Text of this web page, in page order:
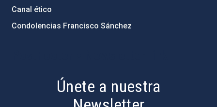
Canal ético
Condolencias Francisco Sánchez
Únete a nuestra